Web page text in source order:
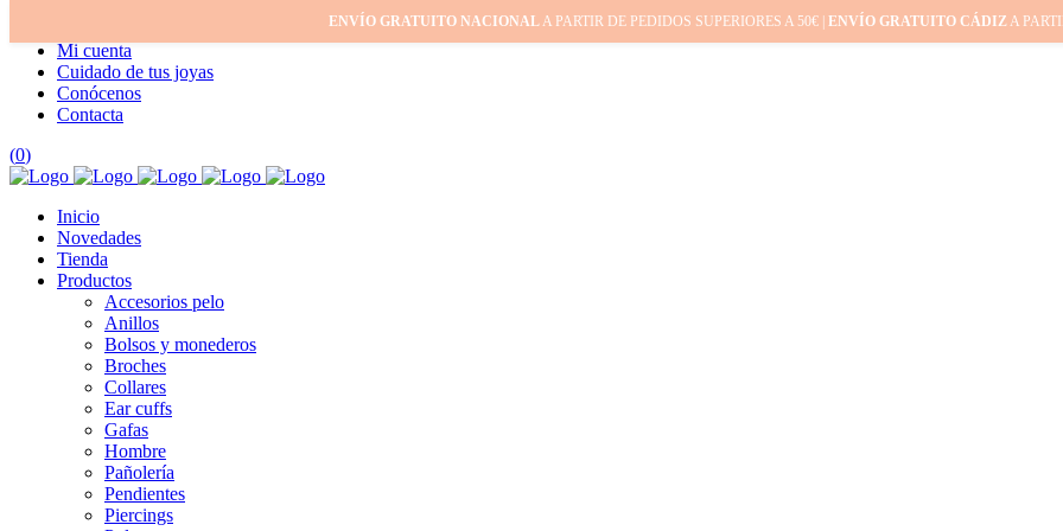
Mi cuenta
Cuidado de tus joyas
Conócenos
Contacta
(0)
Inicio
Novedades
Tienda
Productos
Accesorios pelo
Anillos
Bolsos y monederos
Broches
Collares
Ear cuffs
Gafas
Hombre
Pañolería
Pendientes
Piercings
ENVÍO GRATUITO NACIONALA PARTIR DE PEDIDOS SUPERIORES A 50€ | ENVÍO GRATUITO CÁDIZA